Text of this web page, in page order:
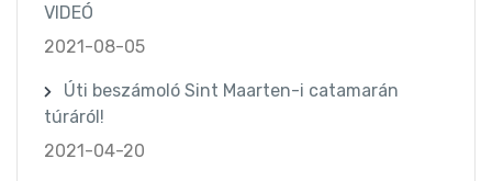
VIDEÓ
2021-08-05
Úti beszámoló Sint Maarten-i catamarán
túráról!
2021-04-20